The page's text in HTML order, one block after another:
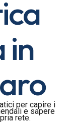
in
per capire i
e sapere
rete.